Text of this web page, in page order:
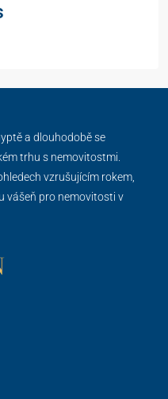
a dlouhodobě se
trhu s nemovitostmi.
vzrušujícím rokem,
vášeň pro nemovitosti v